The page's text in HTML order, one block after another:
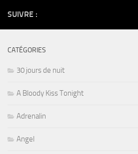
SUIVRE :
CATÉGORIES
30 jours de nuit
A Bloody Kiss Tonight
Adrenalin
Angel